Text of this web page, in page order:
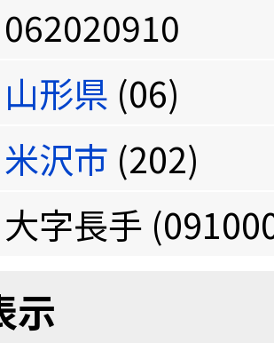
062020910
山形県 (06)
米沢市 (202)
大字長手
示